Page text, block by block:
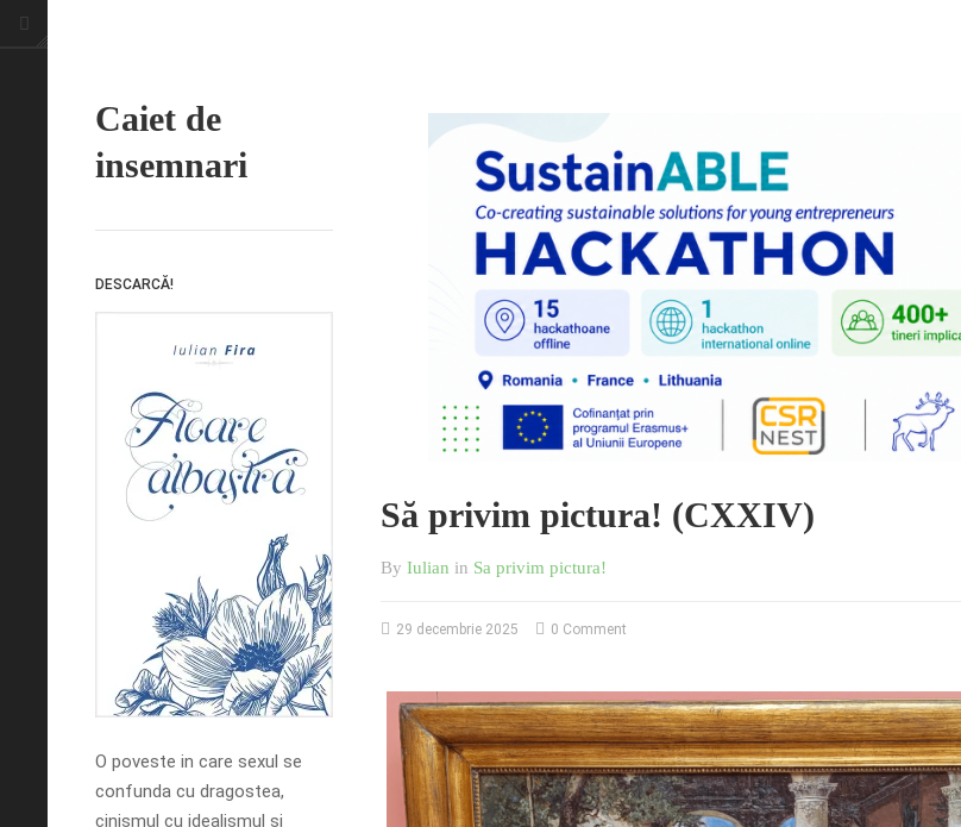
Caiet de
insemnari
DESCARCĂ!
O poveste in care sexul se
confunda cu dragostea,
cinismul cu idealismul si
Să privim pictura! (CXXIV)
By Iulian in Sa privim pictura!
29 decembrie 2025 0 Comment